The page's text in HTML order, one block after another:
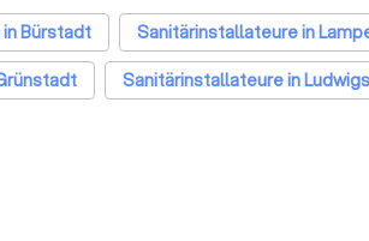
Bürstadt Sanitärinstallateure in
Sanitärinstallateure in